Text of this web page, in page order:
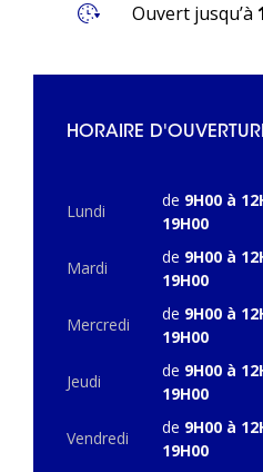
Ouvert jusqu’à
HORAIRE
Lundi
de 9H00 à
19H00
Mardi
de 9H00 à
19H00
Mercredi
de 9H00 à
19H00
Jeudi
de 9H00 à
19H00
Vendredi
de 9H00 à
19H00